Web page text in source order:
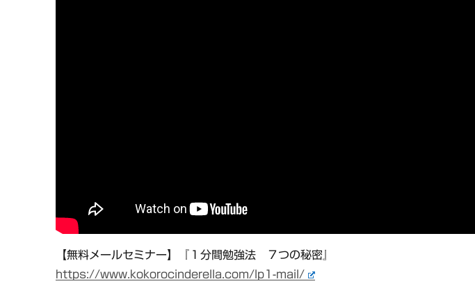
【無料メールセミナー】『１分間勉強法 ７つの秘密』
https://www.kokorocinderella.com/lp1-mail/